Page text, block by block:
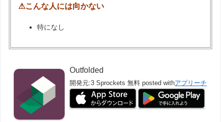
⚠こんな人には向かない
特になし
Outfolded
開発元:3 Sprockets 無料 posted withアプリーチ